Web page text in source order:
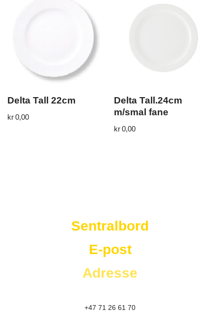
Delta Tall 22cm
kr0,00
Delta Tall.24cm
m/smal fane
kr0,00
Sentralbord
E-post
Adresse
+47 71 26 61 70